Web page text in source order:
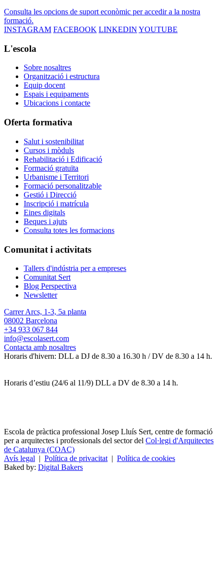
Consulta les opcions de suport econòmic per accedir a la nostra
formació.
INSTAGRAM FACEBOOK LINKEDIN YOUTUBE
L'escola
Sobre nosaltres
Organització i estructura
Equip docent
Espais i equipaments
Ubicacions i contacte
Oferta formativa
Salut i sostenibilitat
Cursos i mòduls
Rehabilitació i Edificació
Formació gratuïta
Urbanisme i Territori
Formació personalitzable
Gestió i Direcció
Inscripció i matrícula
Eines digitals
Beques i ajuts
Consulta totes les formacions
Comunitat i activitats
Tallers d'indústria per a empreses
Comunitat Sert
Blog Perspectiva
Newsletter
Carrer Arcs, 1-3, 5a planta
08002 Barcelona
+34 933 067 844
info@escolasert.com
Contacta amb nosaltres
Horaris d'hivern: DLL a DJ de 8.30 a 16.30 h / DV de 8.30 a 14 h.
Horaris d’estiu (24/6 al 11/9) DLL a DV de 8.30 a 14 h.
Escola de pràctica professional Josep Lluís Sert, centre de formació
per a arquitectes i professionals del sector del Col·legi d'Arquitectes
de Catalunya (COAC)
Avís legal
Política de privacitat| Política de cookies
Baked by: Digital Bakers